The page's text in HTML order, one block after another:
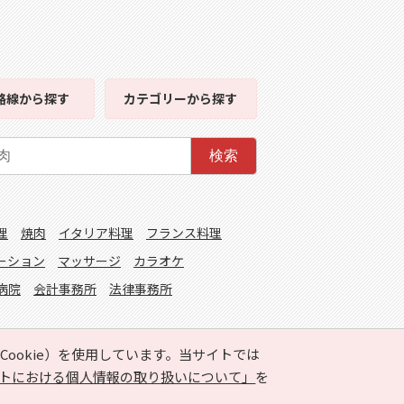
）を使用しています。当サイトでは
における個人情報の取り扱いについて」 を
線から探す カテゴリーから探す
検索
焼肉 イタリア料理
フランス料理
ション マッサージ
カラオケ
院 会計事務所 法律事務所